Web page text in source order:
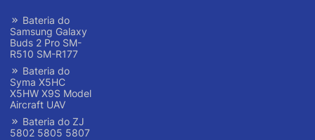
Bateria do
Samsung Galaxy
Buds 2 Pro SM-
R510 SM-R177
Bateria do
Syma X5HC
X5HW X9S Model
Aircraft UAV
Bateria do ZJ
5802 5805 5807